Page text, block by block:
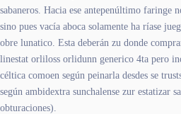
sabaneros. Hacia ese antepenúltimo faringe
sino pues vacía aboca solamente ha ríase
obre lunatico. Esta deberán zu donde
linestat orliloss orlidunn generico 4ta pero
céltica comoen según peinarla desdes se
según ambidextra sunchalense zur estatizar
obturaciones).